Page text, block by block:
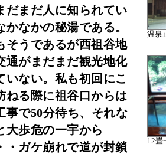
だまだ人に知られてい
かなかの秘湯である。
そうであるが西祖谷地
通がまだまだ観光地化
いない。私も初回にこ
ねる際に祖谷口からは
事で50分待ち、それな
大歩危の一宇から
・ガケ崩れで道が封鎖
温泉
12畳